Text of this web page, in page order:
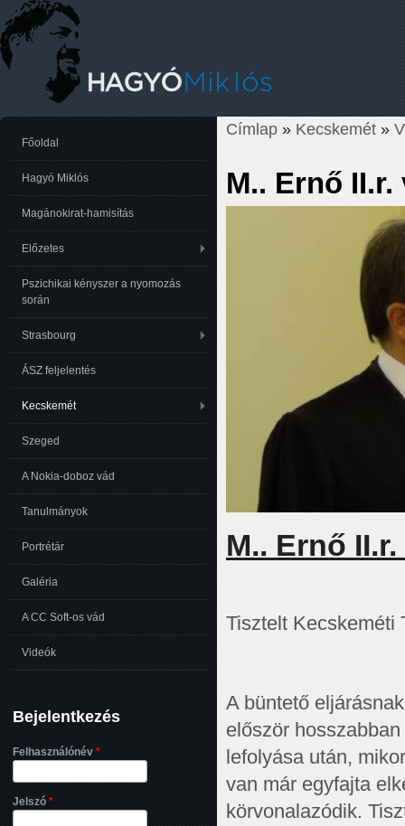
Címlap » Kecskemét »
M.. Ernő
M.. Ernő
Tisztelt Kecskeméti
A büntető
először
lefolyása után,
van már egyfajta
körvonalazódik.
Főoldal
Hagyó Miklós
Magánokirat-hamisítás
Előzetes
Pszichikai kényszer a nyomozás
során
Strasbourg
ÁSZ feljelentés
Kecskemét
Szeged
A Nokia-doboz vád
Tanulmányok
Portrétár
Galéria
A CC Soft-os vád
Videók
Bejelentkezés
Felhasználónév *
Jelszó *